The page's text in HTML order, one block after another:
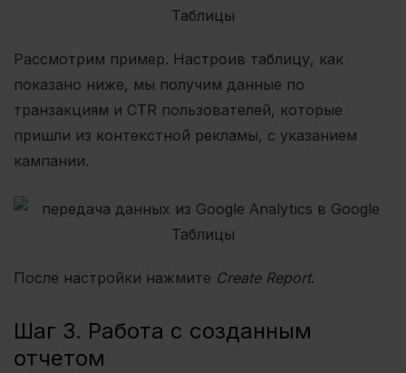
Рассмотрим пример. Настроив таблицу, как
показано ниже, мы получим данные по
транзакциям и CTR пользователей, которые
пришли из контекстной рекламы, с указанием
кампании.
После настройки нажмите Create Report.
Шаг 3. Работа с созданным
отчетом